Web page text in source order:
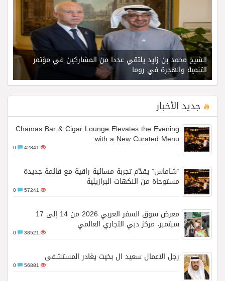
الشيخ محمد بن زايد يلتقي عددا من المشاركين في مؤتمر
التنمية والهجرة في روما
جديد الأخبار
Chamas Bar & Cigar Lounge Elevates the Evening
with a New Curated Menu
42841
“شاماس” يقدّم تجربة مسائية راقية مع قائمة جديدة
مستوحاة من النكهات البرازيلية
57241
معرض سوق السفر العربي 2026 من 14 إلى 17
سبتمبر، مركز دبي التجاري العالمي
38521
رجل الاعمال سعيد ال بخيت يغادر المستشفى
56881